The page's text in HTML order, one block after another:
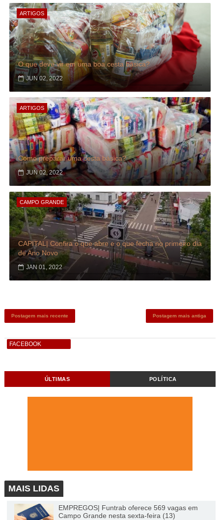
ARTIGOS
O que deve vir em uma boa cesta básica?
JUN 02, 2022
ARTIGOS
Como preparar uma cesta básica?
JUN 02, 2022
CAMPO GRANDE
CAPITAL| Confira o que abre e o que fecha no primeiro dia
de Ano Novo
JAN 01, 2022
Postagem mais recente Postagem mais antiga
FACEBOOK
ÚLTIMAS POLÍTICA
MAIS LIDAS
EMPREGOS| Funtrab oferece 569 vagas em
Campo Grande nesta sexta-feira (13)